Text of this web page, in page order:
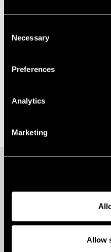
Selection
Necessary
Preferences
Analytics
Marketing
Allow
Lindahl rådgivare vid
Vill du veta mer?
Viktor Wihlstrand